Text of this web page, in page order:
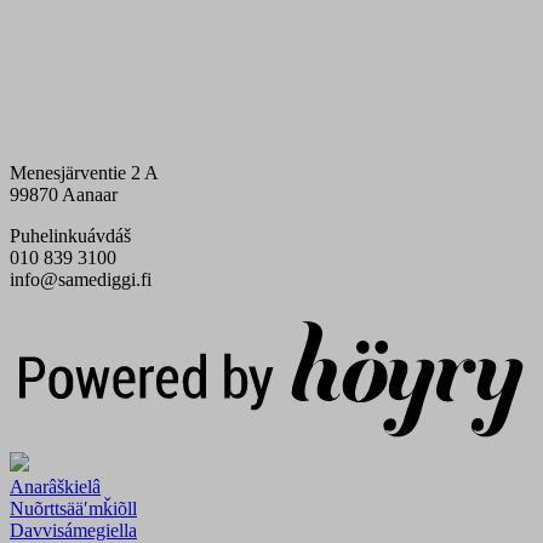
Menesjärventie 2 A
99870 Aanaar
Puhelinkuávdáš
010 839 3100
info@samediggi.fi
Anarâškielâ
Nuõrttsääʹmǩiõll
Davvisámegiella